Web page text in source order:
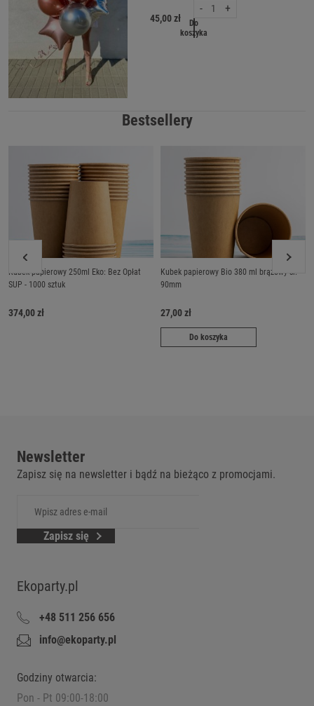
45,00 zł
- +
Do
koszyka
Bestsellery
Kubek papierowy 250ml Eko: Bez Opłat
SUP - 1000 sztuk
374,00 zł
Kubek papierowy Bio 380 ml brązowy śr.
90mm
27,00 zł
Do koszyka
Newsletter
Zapisz się na newsletter i bądź na bieżąco z promocjami.
Zapisz się
Ekoparty.pl
+48 511 256 656
info@ekoparty.pl
Godziny otwarcia:
Pon - Pt 09:00-18:00